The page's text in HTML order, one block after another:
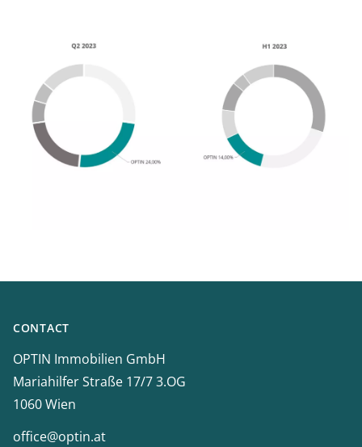
CONTACT
OPTIN Immobilien GmbH
Mariahilfer Straße 17/7 3.OG
1060 Wien
office@optin.at